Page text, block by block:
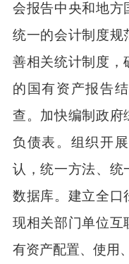
会报告中央和地方
统一的会计制度规
善相关统计制度，
的国有资产报告
查。加快编制政府
负债表。组织开
认，统一方法、统
数据库。建立全口
现相关部门单位互
有资产配置、使用